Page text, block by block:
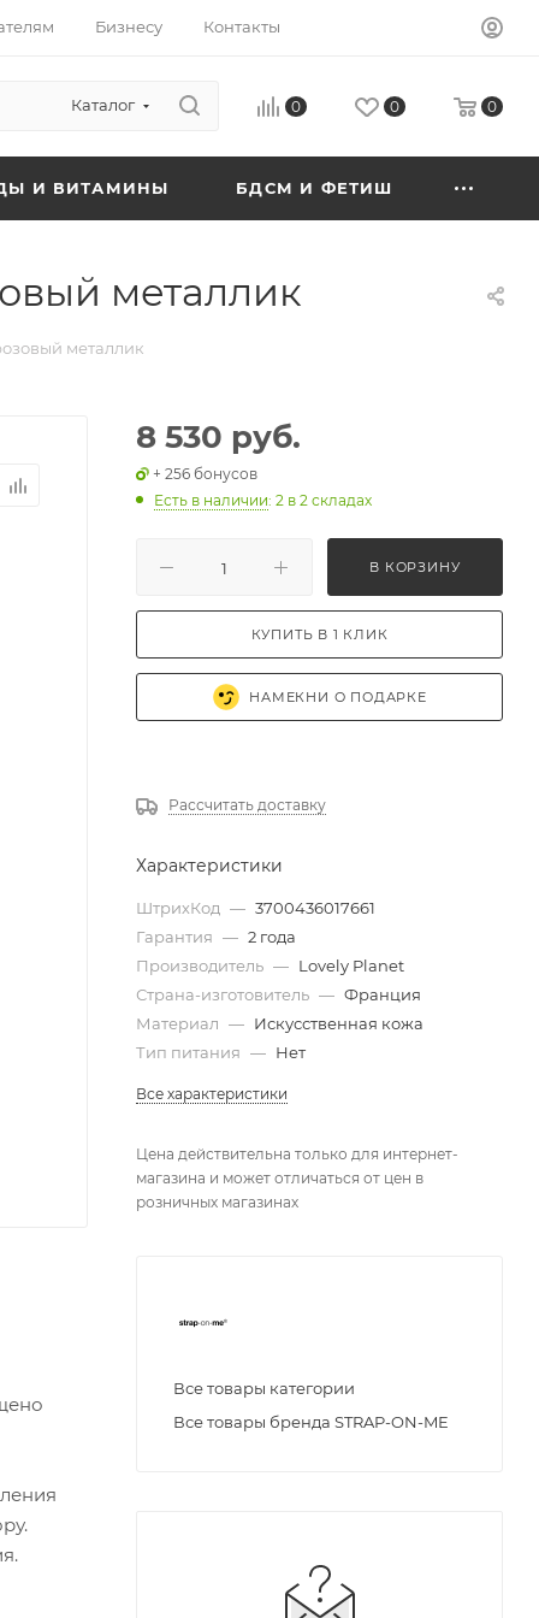
Бизнесу Контакты
Каталог 0 0 0
И ВИТАМИНЫ БДСМ И ФЕТИШ
металлик
металлик
8 530 руб.
+ 256 бонусов
Есть в наличии: 2 в 2 складах
В КОРЗИНУ
КУПИТЬ В 1 КЛИК
НАМЕКНИ О ПОДАРКЕ
Рассчитать доставку
Характеристики
ШтрихКод — 3700436017661
Гарантия — 2 года
Производитель — Lovely Planet
Страна-изготовитель — Франция
Материал — Искусственная кожа
Тип питания — Нет
Все характеристики
Цена действительна только для интернет-
магазина и может отличаться от цен в
розничных магазинах
Все товары категории
Все товары бренда STRAP-ON-ME